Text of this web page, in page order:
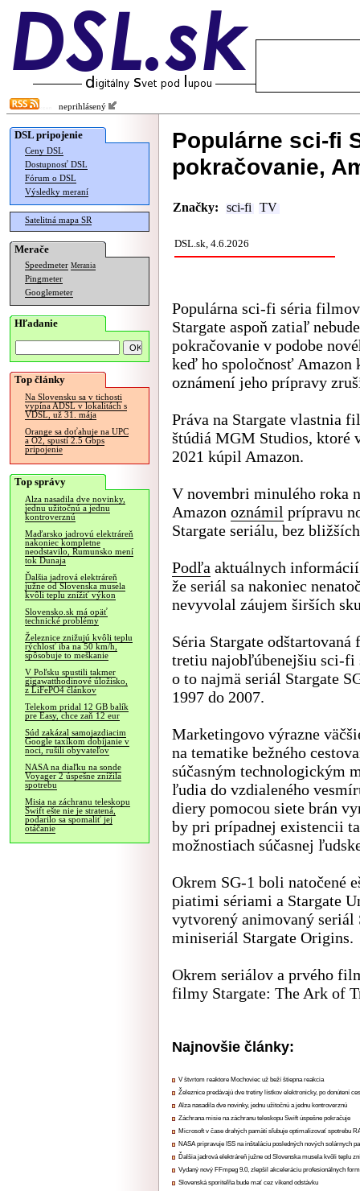
neprihlásený
DSL pripojenie
Ceny DSL
Dostupnosť DSL
Fórum o DSL
Výsledky meraní
Satelitná mapa SR
Merače
Speedmeter Merania
Pingmeter
Googlemeter
Hľadanie
Top články
Na Slovensku sa v tichosti
vypína ADSL v lokalitách s
VDSL, už 31. mája
Orange sa doťahuje na UPC
a O2, spustí 2.5 Gbps
pripojenie
Top správy
Alza nasadila dve novinky,
jednu užitočnú a jednu
kontroverznú
Maďarsko jadrovú elektráreň
nakoniec kompletne
neodstavilo, Rumunsko mení
tok Dunaja
Ďalšia jadrová elektráreň
južne od Slovenska musela
kvôli teplu znížiť výkon
Slovensko.sk má opäť
technické problémy
Železnice znižujú kvôli teplu
rýchlosť iba na 50 km/h,
spôsobuje to meškanie
V Poľsku spustili takmer
gigawatthodinové úložisko,
z LiFePO4 článkov
Telekom pridal 12 GB balík
pre Easy, chce zaň 12 eur
Súd zakázal samojazdiacim
Google taxíkom dobíjanie v
noci, rušili obyvateľov
NASA na diaľku na sonde
Voyager 2 úspešne znížila
spotrebu
Misia na záchranu teleskopu
Swift ešte nie je stratená,
podarilo sa spomaliť jej
otáčanie
Populárne sci-fi
pokračovanie,
Značky: sci-fi TV
DSL.sk, 4.6.2026
Populárna sci-fi séria
Stargate aspoň zatiaľ
pokračovanie v podobe
keď ho spoločnosť Amazon
oznámení jeho prípravy
Práva na Stargate vlastnia
štúdiá MGM Studios, ktoré
2021 kúpil Amazon.
V novembri minulého roka
Amazon oznámil prípravu
Stargate seriálu, bez
Podľa aktuálnych
že seriál sa nakoniec
nevyvolal záujem širších
Séria Stargate
tretiu najobľúbenejšiu sci-fi
o to najmä seriál Stargate
1997 do 2007.
Marketingovo výrazne
na tematike bežného
súčasným technologickým
ľudia do vzdialeného
diery pomocou siete brán
by pri prípadnej existencii
možnostiach súčasnej
Okrem SG-1 boli natočené
piatimi sériami a Stargate
vytvorený animovaný
miniseriál Stargate Origins.
Okrem seriálov a prvého
filmy Stargate: The Ark of
Najnovšie články:
V štvrtom reaktore Mochoviec už beží štiepna reakcia
Železnice predávajú dve tretiny lístkov elektronicky, po donútení
Alza nasadila dve novinky, jednu užitočnú a jednu kontroverznú
Záchrana misie na záchranu teleskopu Swift úspešne pokračuje
Microsoft v čase drahých pamätí sľubuje optimalizovať spotrebu
NASA pripravuje ISS na inštaláciu posledných nových solárnych
Ďalšia jadrová elektráreň južne od Slovenska musela kvôli teplu
Vydaný nový FFmpeg 9.0, zlepšil akceleráciu profesionálnych
Slovenská sporiteľňa bude mať cez víkend odstávku